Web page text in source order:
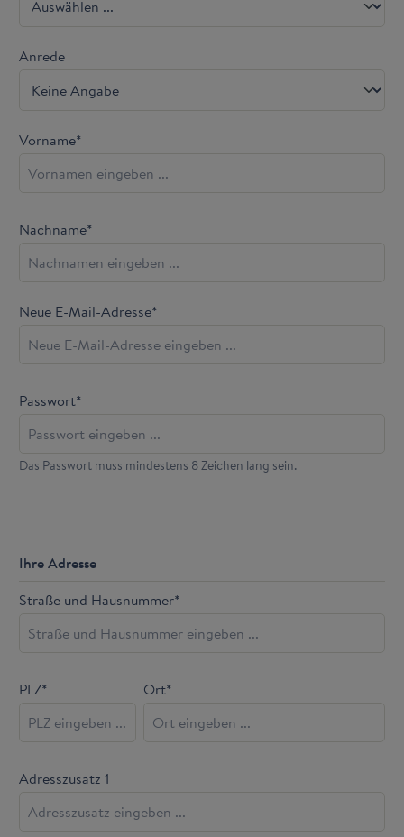
Anrede
Vorname*
Nachname*
Neue E-Mail-Adresse*
Passwort*
Das Passwort muss mindestens 8 Zeichen lang sein.
Ihre Adresse
Straße und Hausnummer*
PLZ* Ort*
Adresszusatz 1